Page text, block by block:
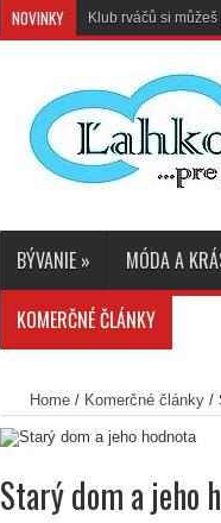
NOVINKY Klub rváčů si
BÝVANIE » MÓDA A
KOMERČNÉ ČLÁNKY
Home/ Komerčné články/
Starý dom a jeho